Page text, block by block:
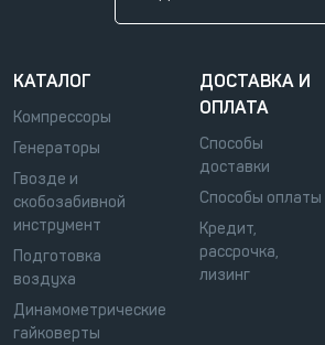
КАТАЛОГ
Компрессоры
Генераторы
Гвозде и
скобозабивной
инструмент
Подготовка
воздуха
Динамометрические
гайковерты
ДОСТАВКА И
ОПЛАТА
Способы
доставки
Способы оплаты
Кредит,
рассрочка,
лизинг